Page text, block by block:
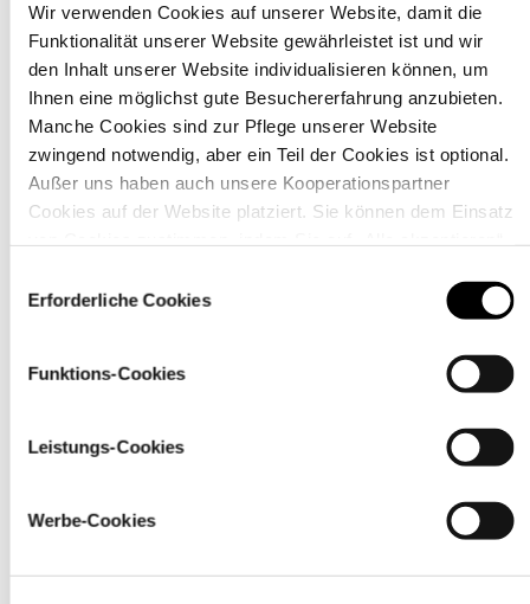
Wir verwenden Cookies auf unserer Website, damit die
Funktionalität unserer Website gewährleistet ist und wir
den Inhalt unserer Website individualisieren können, um
Ihnen eine möglichst gute Besuchererfahrung anzubieten.
Manche Cookies sind zur Pflege unserer Website
zwingend notwendig, aber ein Teil der Cookies ist optional.
Außer uns haben auch unsere Kooperationspartner
Cookies auf der Website platziert. Sie können dem Einsatz
über den Link „Cookie-Einstellungen
Erforderliche Cookies
Funktions-Cookies
Leistungs-Cookies
Werbe-Cookies
Material